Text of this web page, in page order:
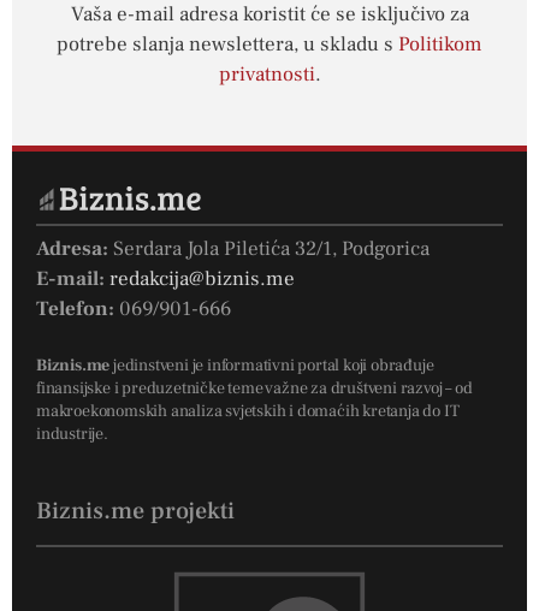
Vaša e-mail adresa koristit će se isključivo za
potrebe slanja newslettera, u skladu s Politikom
privatnosti.
Adresa: Serdara Jola Piletića 32/1, Podgorica
E-mail: redakcija@biznis.me
Telefon: 069/901-666
Biznis.mejedinstveni je informativni portal koji obrađuje
finansijske i preduzetničke teme važne za društveni razvoj – od
makroekonomskih analiza svjetskih i domaćih kretanja do IT
industrije.
Biznis.me projekti